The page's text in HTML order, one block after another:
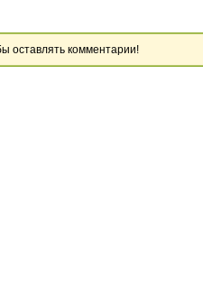
оставлять комментарии!